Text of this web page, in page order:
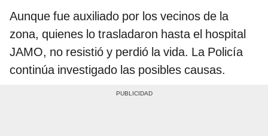
Aunque fue auxiliado por los vecinos de la
zona, quienes lo trasladaron hasta el hospital
JAMO, no resistió y perdió la vida. La Policía
continúa investigado las posibles causas.